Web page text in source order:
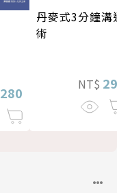
280
丹麥式3分鐘溝
術
NT$